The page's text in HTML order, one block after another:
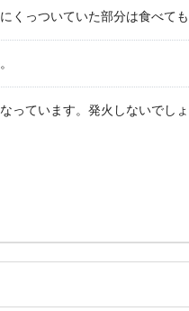
っついていた部分は食べても
っています。発火しないでしょ